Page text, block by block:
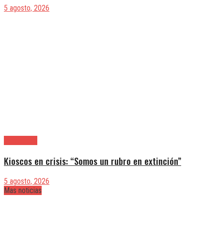
5 agosto, 2026
Kioscos en crisis: “Somos un rubro en extinción”
5 agosto, 2026
Mas noticias